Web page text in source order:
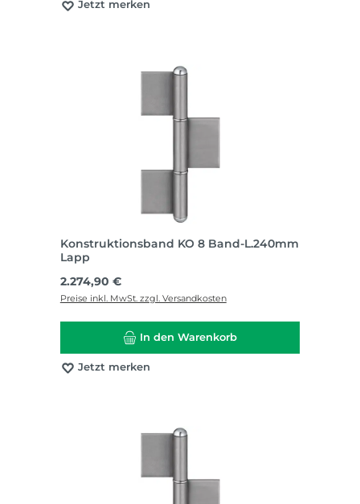
Jetzt merken
Konstruktionsband KO 8 Band-L.240mm
Lapp
Regulärer Preis:
2.274,90 €
Preise inkl. MwSt. zzgl. Versandkosten
In den Warenkorb
Jetzt merken